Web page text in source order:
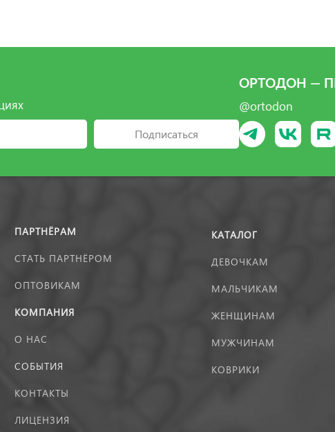
Подписаться
ОРТОДОН —
@ortodon
ПАРТНЁРАМ
СТАТЬ ПАРТНЁРОМ
ОПТОВИКАМ
КОМПАНИЯ
О НАС
СОБЫТИЯ
КОНТАКТЫ
ЛИЦЕНЗИЯ
КАТАЛОГ
ДЕВОЧКАМ
МАЛЬЧИКАМ
ЖЕНЩИНАМ
МУЖЧИНАМ
КОВРИКИ